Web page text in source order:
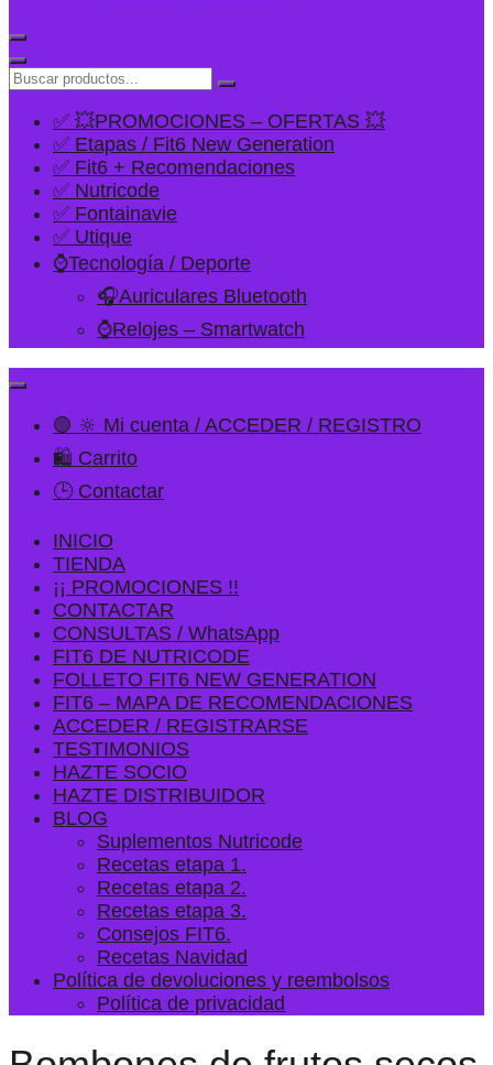
✅ 💥PROMOCIONES – OFERTAS 💥
✅ Etapas / Fit6 New Generation
✅ Fit6 + Recomendaciones
✅ Nutricode
✅ Fontainavie
✅ Utique
⌚Tecnología / Deporte
🎧Auriculares Bluetooth
⌚Relojes – Smartwatch
🟢 🔆 Mi cuenta / ACCEDER / REGISTRO
🛍️ Carrito
🕒 Contactar
INICIO
TIENDA
¡¡ PROMOCIONES !!
CONTACTAR
CONSULTAS / WhatsApp
FIT6 DE NUTRICODE
FOLLETO FIT6 NEW GENERATION
FIT6 – MAPA DE RECOMENDACIONES
ACCEDER / REGISTRARSE
TESTIMONIOS
HAZTE SOCIO
HAZTE DISTRIBUIDOR
BLOG
Suplementos Nutricode
Recetas etapa 1.
Recetas etapa 2.
Recetas etapa 3.
Consejos FIT6.
Recetas Navidad
Política de devoluciones y reembolsos
Política de privacidad